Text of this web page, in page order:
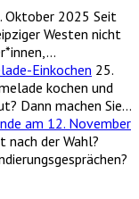
Oktober 2025 Seit
Westen nicht
Einkochen 25.
kochen und
Dann machen Sie…
am 12. November
nach der Wahl?